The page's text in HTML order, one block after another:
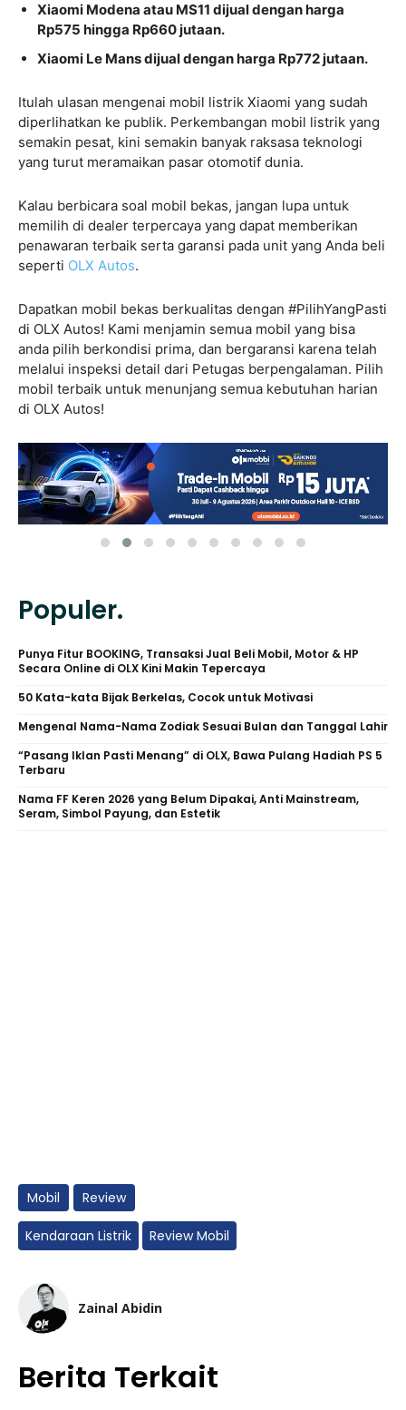
Xiaomi Modena atau MS11 dijual dengan harga
Rp575 hingga Rp660 jutaan.
Xiaomi Le Mans dijual dengan harga Rp772 jutaan.
Itulah ulasan mengenai mobil listrik Xiaomi yang sudah
diperlihatkan ke publik. Perkembangan mobil listrik yang
semakin pesat, kini semakin banyak raksasa teknologi
yang turut meramaikan pasar otomotif dunia.
Kalau berbicara soal mobil bekas, jangan lupa untuk
memilih di dealer terpercaya yang dapat memberikan
penawaran terbaik serta garansi pada unit yang Anda beli
seperti OLX Autos.
Dapatkan mobil bekas berkualitas dengan #PilihYangPasti
di OLX Autos! Kami menjamin semua mobil yang bisa
anda pilih berkondisi prima, dan bergaransi karena telah
melalui inspeksi detail dari Petugas berpengalaman. Pilih
mobil terbaik untuk menunjang semua kebutuhan harian
di OLX Autos!
Populer.
Punya Fitur BOOKING, Transaksi Jual Beli Mobil, Motor & HP
Secara Online di OLX Kini Makin Tepercaya
50 Kata-kata Bijak Berkelas, Cocok untuk Motivasi
Mengenal Nama-Nama Zodiak Sesuai Bulan dan Tanggal Lahir
“Pasang Iklan Pasti Menang” di OLX, Bawa Pulang Hadiah PS 5
Terbaru
Nama FF Keren 2026 yang Belum Dipakai, Anti Mainstream,
Seram, Simbol Payung, dan Estetik
Mobil Review
Kendaraan Listrik Review Mobil
Zainal Abidin
Berita Terkait